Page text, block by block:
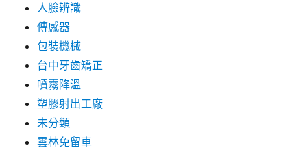
人臉辨識
傳感器
包裝機械
台中牙齒矯正
噴霧降溫
塑膠射出工廠
未分類
雲林免留車